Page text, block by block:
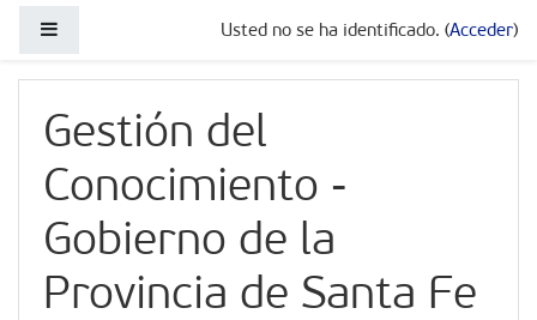
Usted no se ha identificado. (Acceder)
Gestión del
Conocimiento -
Gobierno de la
Provincia de Santa Fe